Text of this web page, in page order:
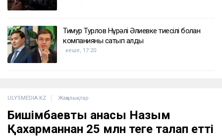
Тимур Турлов Нұрәлі Әлиевке тиесілі болған
компанияны сатып алды
кеше, 17:20
ULYSMEDIA.KZ Жаңалықтар
Бишімбаевтың анасы Назым
Қахарманнан 25 млн теңге талап етті